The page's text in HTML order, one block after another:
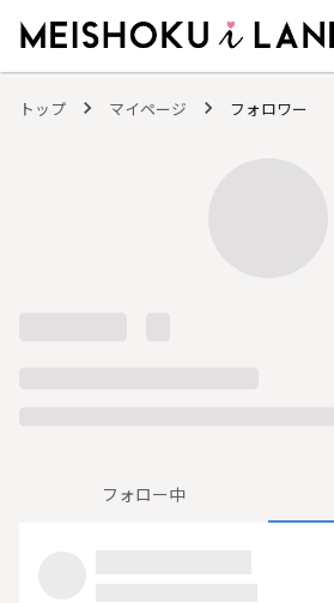
トップ マイページ フォロワー
フォロー中